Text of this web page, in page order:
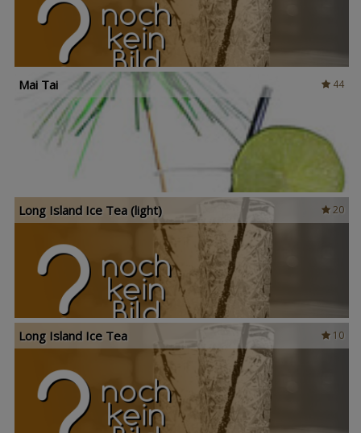
44
Mai Tai
20
Long Island Ice Tea (light)
10
Long Island Ice Tea